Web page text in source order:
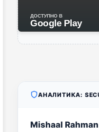
ДОСТУПНО В
Google Play
АНАЛИТИКА:
Mishaal Rahman